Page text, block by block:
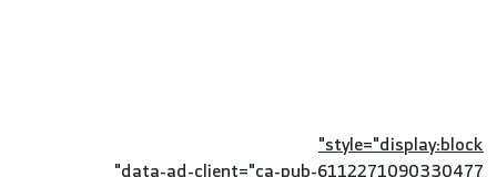
style="display:block"
data-ad-client="ca-pub-6112271090330477"